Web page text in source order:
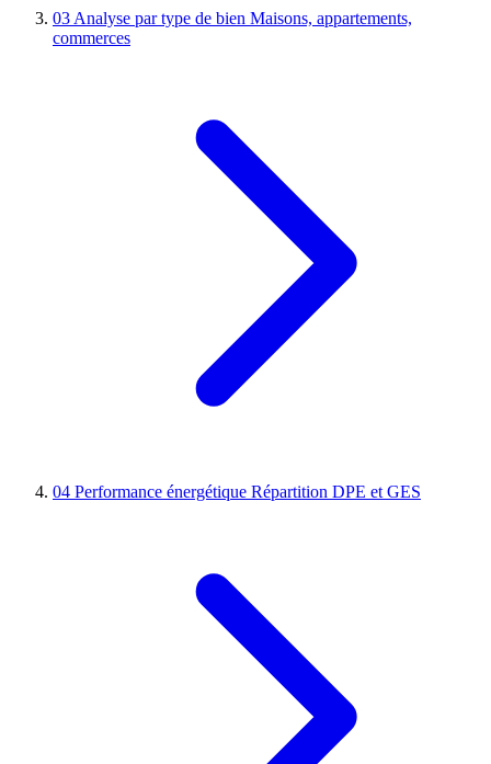
03 Analyse par type de bien Maisons, appartements,
commerces
04 Performance énergétique Répartition DPE et GES